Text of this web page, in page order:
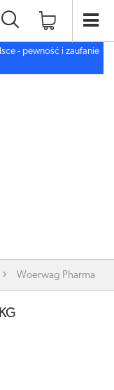
- pewność i zaufanie
Woerwag Pharma